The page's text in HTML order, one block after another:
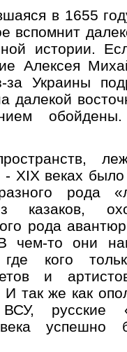
в 1655
вспомнит
истории.
Алексея
Украины
далекой
- XIX веках
разного рода
казаков,
рода
чем-то они
где кого
и
так же как
русские
успешно